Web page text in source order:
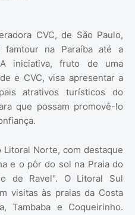
CVC, de São Paulo,
na Paraíba até a
iniciativa, fruto de uma
e CVC, visa apresentar a
atrativos turísticos do
que possam promovê-lo
Norte, com destaque
e o pôr do sol na Praia do
de Ravel". O Litoral Sul
visitas às praias da Costa
Tambaba e Coqueirinho.